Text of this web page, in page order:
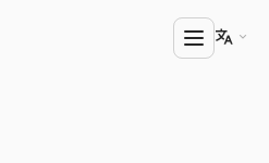
